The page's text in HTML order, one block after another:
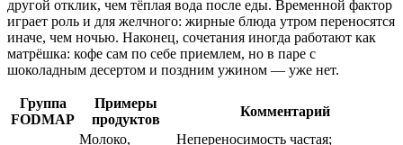
другой отклик, чем тёплая вода после еды. Временной фактор
играет роль и для желчного: жирные блюда утром переносятся
иначе, чем ночью. Наконец, сочетания иногда работают как
матрёшка: кофе сам по себе приемлем, но в паре с
шоколадным десертом и поздним ужином — уже нет.
Группа
FODMAP
Примеры
продуктов
Комментарий
Молоко,
Непереносимость частая;